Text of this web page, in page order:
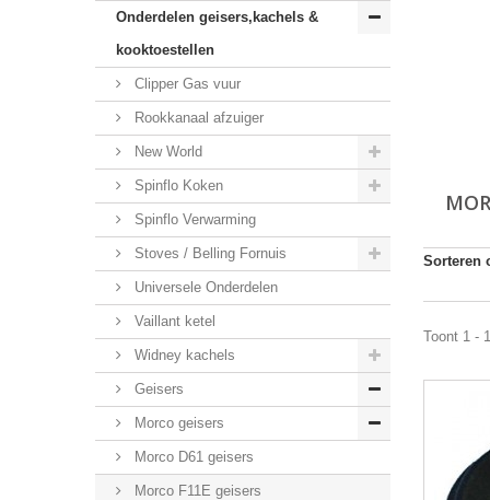
Onderdelen geisers,kachels &
kooktoestellen
Clipper Gas vuur
Rookkanaal afzuiger
New World
Spinflo Koken
Spinflo Verwarming
Stoves / Belling Fornuis
Universele Onderdelen
Vaillant ketel
Widney kachels
Geisers
Morco geisers
Morco D61 geisers
Morco F11E geisers
Sorteren
Toont 1 -